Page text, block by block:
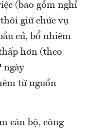
(bao gồm nghỉ
giữ chức vụ
cử, bổ nhiêm
hơn (theo
ngày
từ nguồn
cán bộ, công